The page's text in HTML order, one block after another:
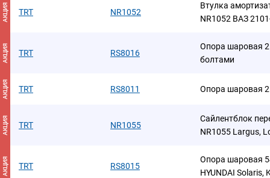
АКЦИЯ TRT NR1052
Втулка
NR1052 ВАЗ
АКЦИЯ TRT RS8016
Опора шаровая
болтами
АКЦИЯ TRT RS8011 Опора шаровая
АКЦИЯ TRT NR1055
Сайлентблок
NR1055 Largus,
АКЦИЯ TRT RS8015
Опора шаровая
HYUNDAI Solaris,